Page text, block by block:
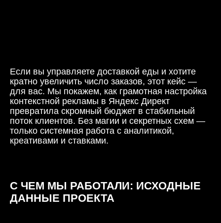
Если вы управляете доставкой еды и хотите
кратно увеличить число заказов, этот кейс —
для вас. Мы покажем, как грамотная настройка
контекстной рекламы в Яндекс Директ
превратила скромный бюджет в стабильный
поток клиентов. Без магии и секретных схем —
только системная работа с аналитикой,
креативами и ставками.
С ЧЕМ МЫ РАБОТАЛИ: ИСХОДНЫЕ
ДАННЫЕ ПРОЕКТА